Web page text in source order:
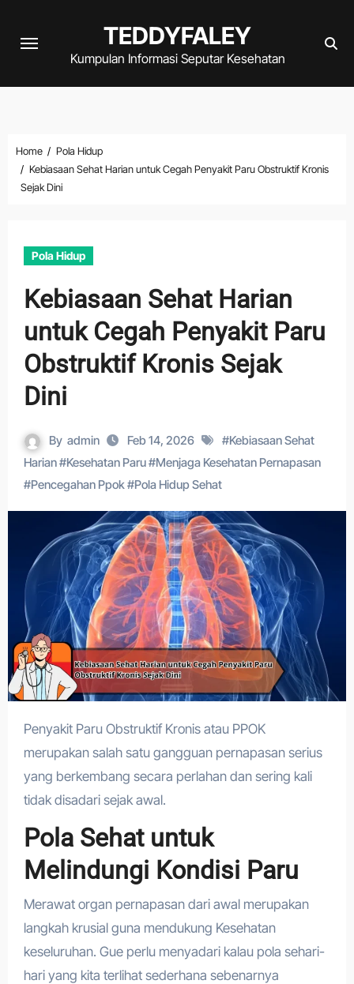
TEDDYFALEY
Kumpulan Informasi Seputar Kesehatan
Home
Pola Hidup
Kebiasaan Sehat Harian untuk Cegah Penyakit Paru Obstruktif Kronis
Sejak Dini
Pola Hidup
Kebiasaan Sehat Harian
untuk Cegah Penyakit Paru
Obstruktif Kronis Sejak
Dini
By admin Feb 14, 2026 #Kebiasaan Sehat
Harian#Kesehatan Paru#Menjaga Kesehatan Pernapasan
#Pencegahan Ppok#Pola Hidup Sehat
Penyakit Paru Obstruktif Kronis atau PPOK
merupakan salah satu gangguan pernapasan serius
yang berkembang secara perlahan dan sering kali
tidak disadari sejak awal.
Pola Sehat untuk
Melindungi Kondisi Paru
Merawat organ pernapasan dari awal merupakan
langkah krusial guna mendukung Kesehatan
keseluruhan. Gue perlu menyadari kalau pola sehari-
hari yang kita terlihat sederhana sebenarnya